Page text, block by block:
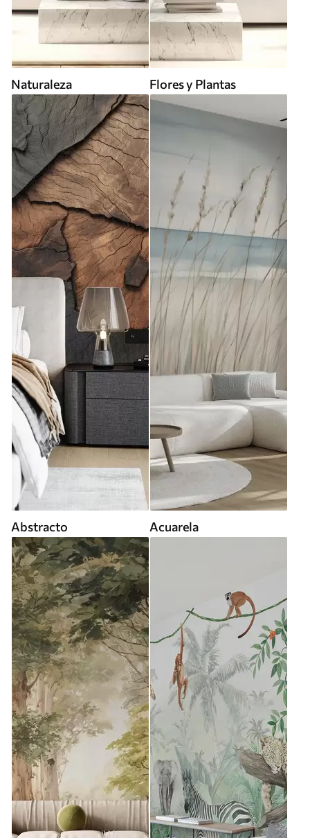
Naturaleza Flores y Plantas
Abstracto Acuarela